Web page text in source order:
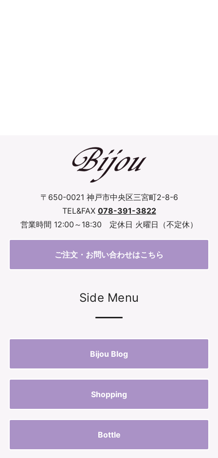
〒650-0021 神戸市中央区三宮町2-8-6
TEL&FAX 078-391-3822
営業時間 12:00～18:30 定休日 火曜日（不定休）
ご注文・お問い合わせはこちら
Side Menu
Bijou Blog
Shopping
Bottle